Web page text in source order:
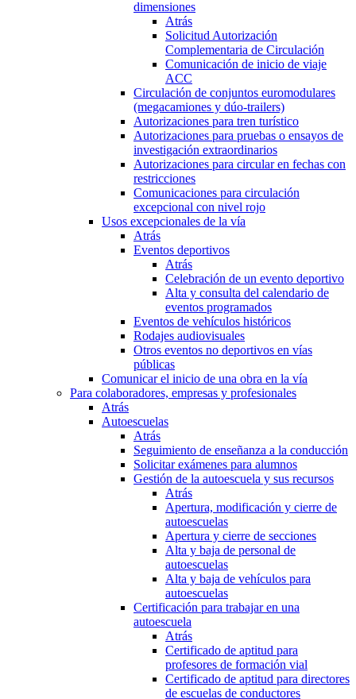
dimensiones
Atrás
Solicitud Autorización
Complementaria de Circulación
Comunicación de inicio de viaje
ACC
Circulación de conjuntos euromodulares
(megacamiones y dúo-trailers)
Autorizaciones para tren turístico
Autorizaciones para pruebas o ensayos de
investigación extraordinarios
Autorizaciones para circular en fechas con
restricciones
Comunicaciones para circulación
excepcional con nivel rojo
Usos excepcionales de la vía
Atrás
Eventos deportivos
Atrás
Celebración de un evento deportivo
Alta y consulta del calendario de
eventos programados
Eventos de vehículos históricos
Rodajes audiovisuales
Otros eventos no deportivos en vías
públicas
Comunicar el inicio de una obra en la vía
Para colaboradores, empresas y profesionales
Atrás
Autoescuelas
Atrás
Seguimiento de enseñanza a la conducción
Solicitar exámenes para alumnos
Gestión de la autoescuela y sus recursos
Atrás
Apertura, modificación y cierre de
autoescuelas
Apertura y cierre de secciones
Alta y baja de personal de
autoescuelas
Alta y baja de vehículos para
autoescuelas
Certificación para trabajar en una
autoescuela
Atrás
Certificado de aptitud para
profesores de formación vial
Certificado de aptitud para directores
de escuelas de conductores